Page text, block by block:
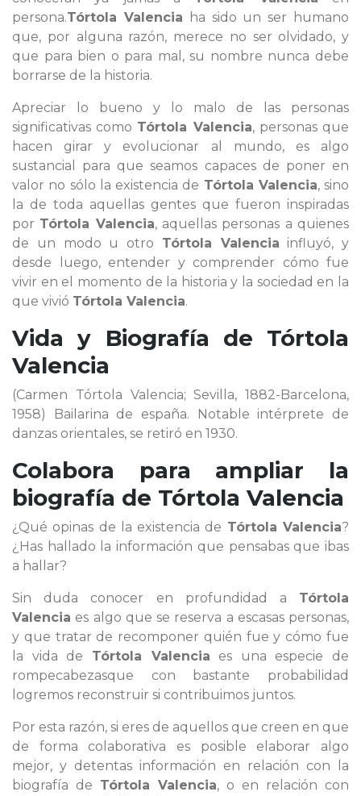
persona.Tórtola Valencia ha sido un ser humano
que, por alguna razón, merece no ser olvidado, y
que para bien o para mal, su nombre nunca debe
borrarse de la historia.
Apreciar lo bueno y lo malo de las personas
significativas como Tórtola Valencia, personas que
hacen girar y evolucionar al mundo, es algo
sustancial para que seamos capaces de poner en
valor no sólo la existencia de Tórtola Valencia, sino
la de toda aquellas gentes que fueron inspiradas
por Tórtola Valencia, aquellas personas a quienes
de un modo u otro Tórtola Valencia influyó, y
desde luego, entender y comprender cómo fue
vivir en el momento de la historia y la sociedad en la
que vivió Tórtola Valencia.
Vida y Biografía de Tórtola
Valencia
(Carmen Tórtola Valencia; Sevilla, 1882-Barcelona,
1958) Bailarina de españa. Notable intérprete de
danzas orientales, se retiró en 1930.
Colabora para ampliar la
biografía de Tórtola Valencia
¿Qué opinas de la existencia de Tórtola Valencia?
¿Has hallado la información que pensabas que ibas
a hallar?
Sin duda conocer en profundidad a Tórtola
Valencia es algo que se reserva a escasas personas,
y que tratar de recomponer quién fue y cómo fue
la vida de Tórtola Valencia es una especie de
rompecabezasque con bastante probabilidad
logremos reconstruir si contribuimos juntos.
Por esta razón, si eres de aquellos que creen en que
de forma colaborativa es posible elaborar algo
mejor, y detentas información en relación con la
biografía de Tórtola Valencia, o en relación con